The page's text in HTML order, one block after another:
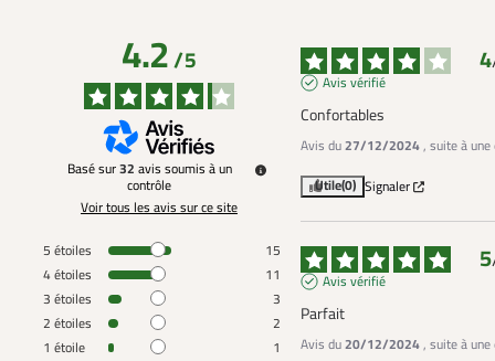
4.2/5
Basé sur32 avis soumis à un
contrôle
Voir tous les avis sur ce site
5 étoiles
15
4étoiles
11
3 étoiles
3
2 étoiles
2
1 étoile 1
4
Avis vérifié
Confortables
Avis du27/12/2024, suite à
Utile(0) Signaler
5
Avis vérifié
Parfait
Avis du20/12/2024, suite à